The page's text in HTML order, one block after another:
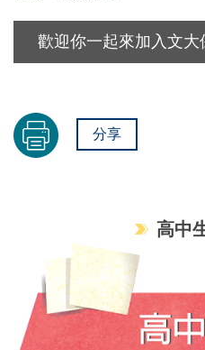
歡迎你一起來加入文大
分享
高中